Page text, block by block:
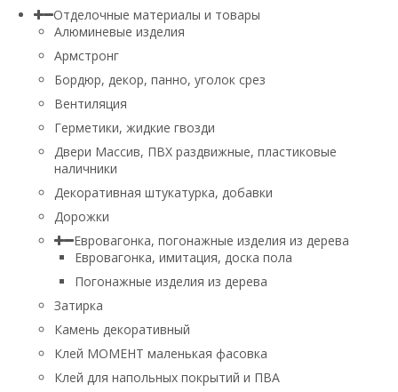
Отделочные материалы и товары
Алюминевые изделия
Армстронг
Бордюр, декор, панно, уголок срез
Вентиляция
Герметики, жидкие гвозди
Двери Массив, ПВХ раздвижные, пластиковые
наличники
Декоративная штукатурка, добавки
Дорожки
Евровагонка, погонажные изделия из дерева
Евровагонка, имитация, доска пола
Погонажные изделия из дерева
Затирка
Камень декоративный
Клей МОМЕНТ маленькая фасовка
Клей для напольных покрытий и ПВА